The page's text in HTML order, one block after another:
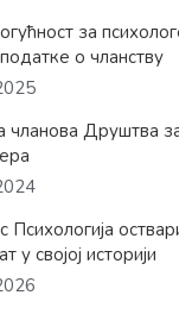
за
о чланству
чланова Друштва
Психологија
у својој историји